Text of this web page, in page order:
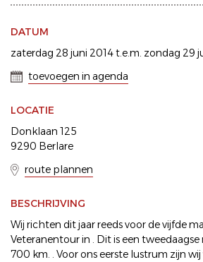
DATUM
zaterdag 28 juni 2014 t.e.m. zondag 29
toevoegen in agenda
LOCATIE
Donklaan 125
9290 Berlare
route plannen
BESCHRIJVING
Wij richten dit jaar reeds voor de vijfde
Veteranentour in . Dit is een
700 km. . Voor ons eerste lustrum zijn